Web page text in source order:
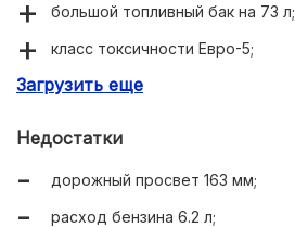
большой топливный бак на 73 л;
класс токсичности Евро-5;
есть электроусилитель руля.
Загрузить еще
Недостатки
дорожный просвет 163 мм;
расход бензина 6.2 л;